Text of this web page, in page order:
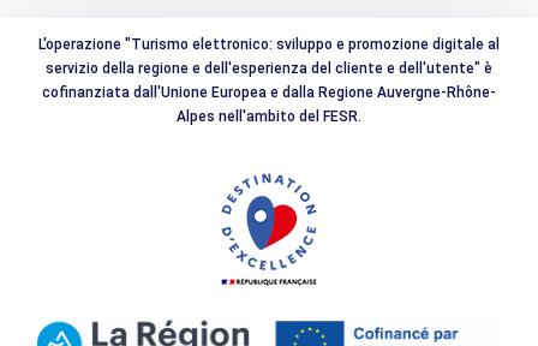
L'operazione "Turismo elettronico: sviluppo e promozione digitale al
servizio della regione e dell'esperienza del cliente e dell'utente" è
cofinanziata dall'Unione Europea e dalla Regione Auvergne-Rhône-
Alpes nell'ambito del FESR.